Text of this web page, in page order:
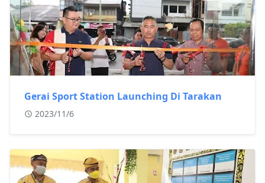
Gerai Sport Station Launching Di Tarakan
2023/11/6